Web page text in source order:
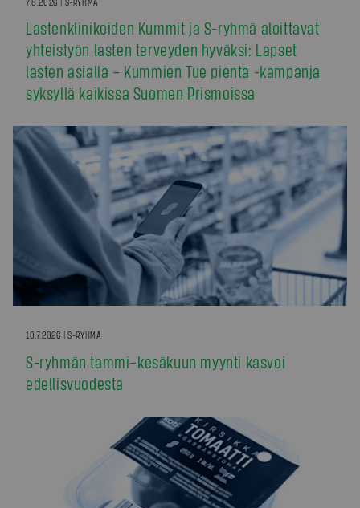
Lastenklinikoiden Kummit ja S-ryhmä aloittavat
yhteistyön lasten terveyden hyväksi: Lapset
lasten asialla – Kummien Tue pientä -kampanja
syksyllä kaikissa Suomen Prismoissa
10.7.2026 | S-RYHMÄ
S-ryhmän tammi–kesäkuun myynti kasvoi
edellisvuodesta